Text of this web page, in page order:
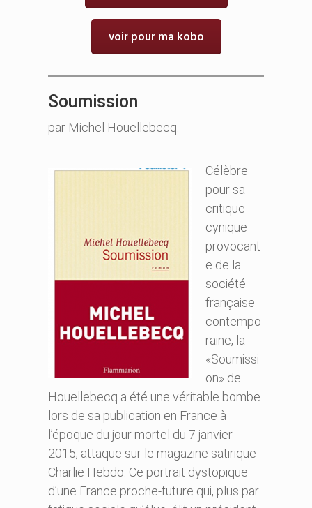
voir pour ma kobo
Soumission
par Michel Houellebecq.
Célèbre
pour sa
critique
cynique
provocant
e de la
société
française
contempo
raine, la
«Soumissi
on» de
Houellebecq a été une véritable bombe
lors de sa publication en France à
l’époque du jour mortel du 7 janvier
2015, attaque sur le magazine satirique
Charlie Hebdo. Ce portrait dystopique
d’une France proche-future qui, plus par